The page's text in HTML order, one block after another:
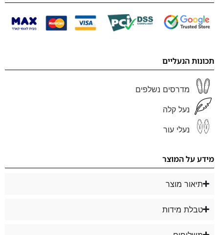
תכונות הנעליים
מדרסים נשלפים
נעל קלה
נעלי עור
מידע על המוצר
תיאור מוצר
טבלת מידות